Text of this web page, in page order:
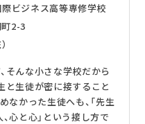
ビジネス高等専修学校
町2-3
そんな小さな学校だから
と生徒が密に接すること
なかった生徒へも、「先生
心と心」という接し方で